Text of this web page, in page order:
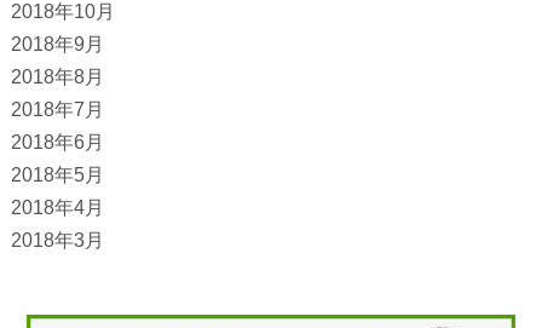
2018年10月
2018年9月
2018年8月
2018年7月
2018年6月
2018年5月
2018年4月
2018年3月